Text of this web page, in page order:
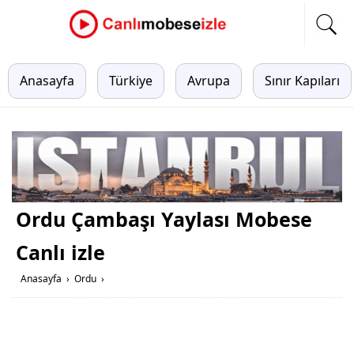
Anasayfa Türkiye Avrupa Sınır Kapıları
Ordu Çambaşı Yaylası Mobese
Canlı izle
Anasayfa › Ordu ›